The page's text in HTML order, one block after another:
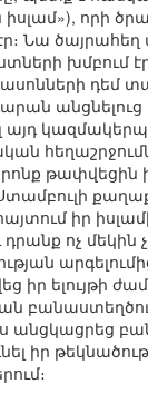
որի
Նա ծայրահեղ
խմբում
դեմ
այդ
թափվեցին
Ստամբուլի
իր
ոչ մեկին
իր ելույթի
անցկացրեց
իր